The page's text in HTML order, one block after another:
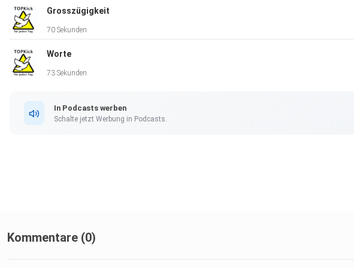
Grosszügigkeit
70 Sekunden
Worte
73 Sekunden
In Podcasts werben
Schalte jetzt Werbung in Podcasts.
Kommentare (0)